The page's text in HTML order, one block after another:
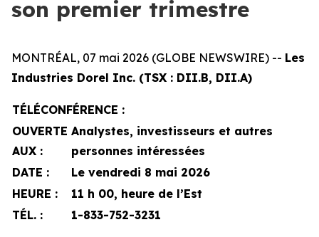
son premier trimestre
MONTRÉAL, 07 mai 2026 (GLOBE NEWSWIRE) -- Les
Industries Dorel Inc. (TSX : DII.B, DII.A)
TÉLÉCONFÉRENCE :
OUVERTE
AUX :
Analystes, investisseurs et autres
personnes intéressées
DATE :
Le vendredi 8 mai 2026
HEURE :
11 h 00, heure de l’Est
TÉL. :
1-833-752-3231